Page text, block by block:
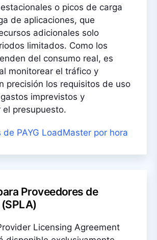
o picos de carga
de aplicaciones, que
adicionales solo
limitados. Como los
del consumo real, es
monitorear el tráfico y
precisión los requisitos de uso
imprevistos y
el presupuesto.
de PAYG LoadMaster por hora
Proveedores de
Licensing Agreement